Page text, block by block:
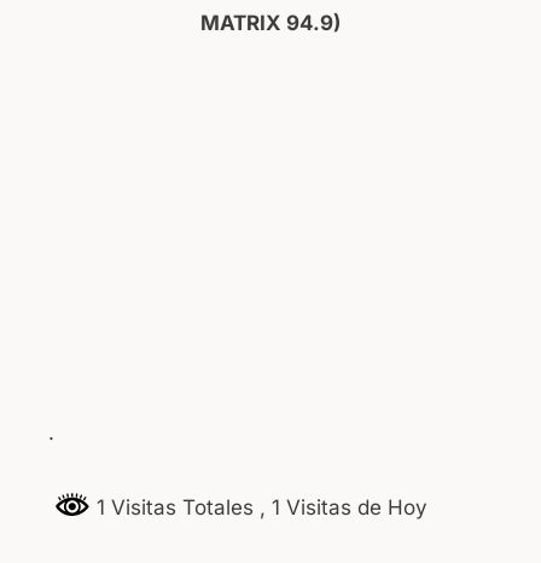
MATRIX 94.9)
.
1 Visitas Totales , 1 Visitas de Hoy